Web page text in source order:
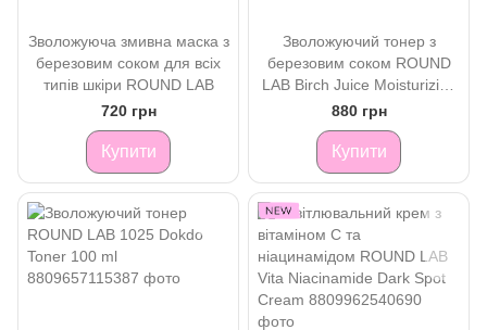
Зволожуюча змивна маска з
березовим соком для всіх
типів шкіри ROUND LAB
720 грн
Купити
Зволожуючий тонер з
березовим соком ROUND
LAB Birch Juice Moisturizing
Toner 300 ml
880 грн
Купити